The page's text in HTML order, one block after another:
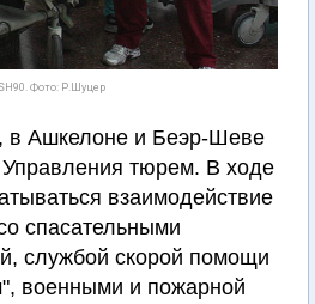
Фото: Р.Шуцер
в Ашкелоне и Беэр-Шеве
Управления тюрем. В ходе
взаимодействие
спасательными
службой скорой помощи
военными и пожарной